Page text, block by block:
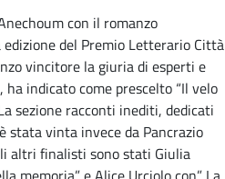
con il romanzo
edizione del Premio Letterario Città
vincitore la giuria di esperti e
indicato come prescelto “Il velo
sezione racconti inediti, dedicati
stata vinta invece da Pancrazio
altri finalisti sono stati Giulia